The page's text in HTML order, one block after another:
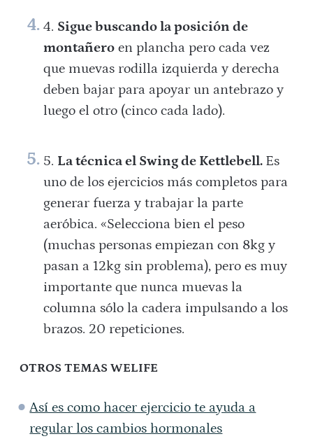
Sigue buscando la posición de
montañeroen plancha pero cada vez
que muevas rodilla izquierda y derecha
deben bajar para apoyar un antebrazo y
luego el otro (cinco cada lado).
La técnica el Swing de Kettlebell. Es
uno de los ejercicios más completos para
generar fuerza y trabajar la parte
aeróbica. «Selecciona bien el peso
(muchas personas empiezan con 8kg y
pasan a 12kg sin problema), pero es muy
importante que nunca muevas la
columna sólo la cadera impulsando a los
brazos. 20 repeticiones.
OTROS TEMAS WELIFE
Así es como hacer ejercicio te ayuda a
regular los cambios hormonales